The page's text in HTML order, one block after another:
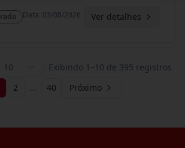
Data: 03/08/2026 Ver detalhes
10 Exibindo 1 –10 de 395 registros
2 … 40 Próximo